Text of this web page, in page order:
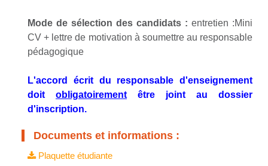
Mode de sélection des candidats : entretien :Mini
CV + lettre de motivation à soumettre au responsable
pédagogique
L'accord écrit du responsable d'enseignement
doit obligatoirement être joint au dossier
d'inscription.
Documents et informations :
Plaquette étudiante